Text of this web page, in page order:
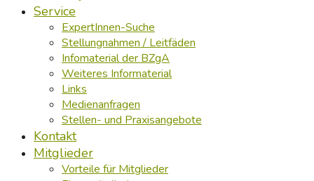
Service
ExpertInnen-Suche
Stellungnahmen / Leitfäden
Infomaterial der BZgA
Weiteres Informaterial
Links
Medienanfragen
Stellen- und Praxisangebote
Kontakt
Mitglieder
Vorteile für Mitglieder